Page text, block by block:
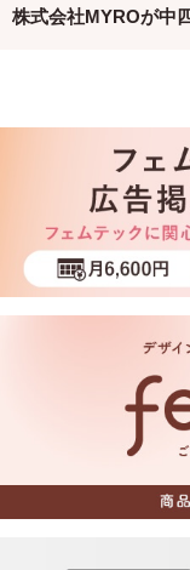
株式会社MYROが中